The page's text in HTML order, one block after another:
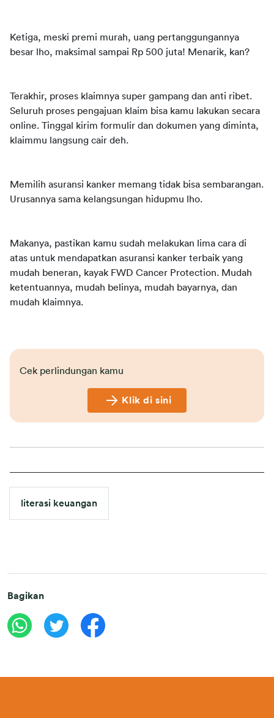
Ketiga, meski premi murah, uang pertanggungannya
besar lho, maksimal sampai Rp 500 juta! Menarik, kan?
Terakhir, proses klaimnya super gampang dan anti ribet.
Seluruh proses pengajuan klaim bisa kamu lakukan secara
online. Tinggal kirim formulir dan dokumen yang diminta,
klaimmu langsung cair deh.
Memilih asuransi kanker memang tidak bisa sembarangan.
Urusannya sama kelangsungan hidupmu lho.
Makanya, pastikan kamu sudah melakukan lima cara di
atas untuk mendapatkan asuransi kanker terbaik yang
mudah beneran, kayak FWD Cancer Protection. Mudah
ketentuannya, mudah belinya, mudah bayarnya, dan
mudah klaimnya.
Cek perlindungan kamu
Klik di sini
literasi keuangan
Bagikan